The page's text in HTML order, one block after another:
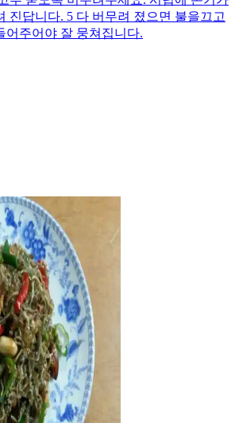
진답니다. 5 다 버무려 졌으면 불을끄고
어주어야 잘 뭉쳐집니다.